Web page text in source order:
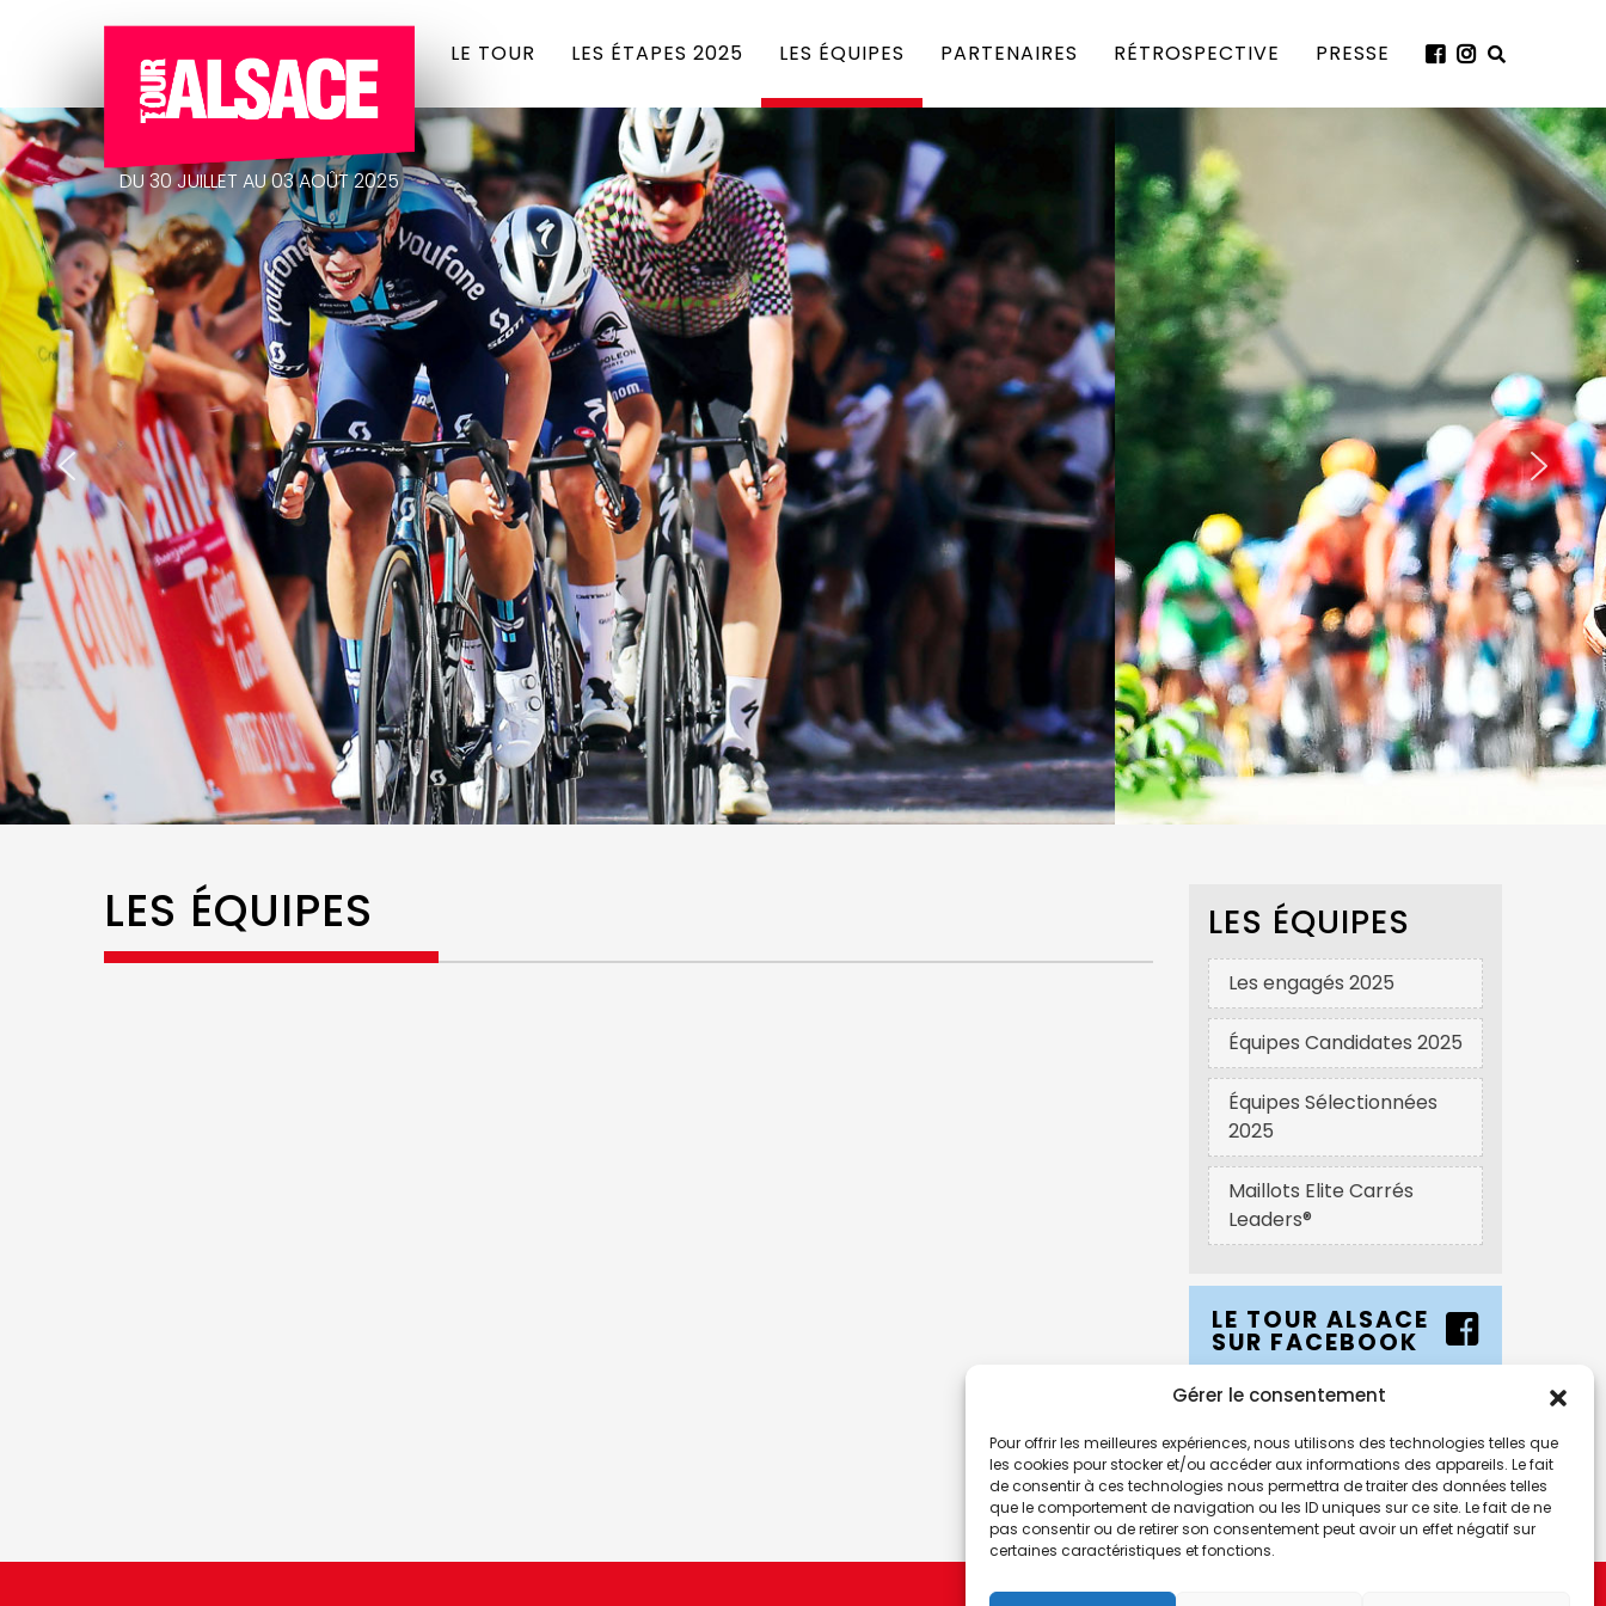
Gérer le consentement
Pour offrir les meilleures expériences, nous utilisons des technologies telles que
les cookies pour stocker et/ou accéder aux informations des appareils. Le fait
de consentir à ces technologies nous permettra de traiter des données telles
que le comportement de navigation ou les ID uniques sur ce site. Le fait de ne
pas consentir ou de retirer son consentement peut avoir un effet négatif sur
certaines caractéristiques et fonctions.
DU 30 JUILLET AU 03 AOÛT 2025
LE TOUR LES ÉTAPES 2025 LES ÉQUIPES PARTENAIRES RÉTROSPECTIVE PRESSE
LES ÉQUIPES LES ÉQUIPES
Les engagés 2025
Équipes Candidates 2025
Équipes Sélectionnées
2025
Maillots Elite Carrés
Leaders®
LE TOUR ALSACE
SUR FACEBOOK
SUR INSTAGRAM